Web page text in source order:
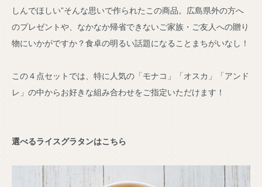
しんでほしい”そんな思いで作られたこの商品。広島県外の方へ
のプレゼントや、なかなか帰省できないご家族・ご友人への贈り
物にいかがですか？食卓の明るい話題になることまちがいなし！
この４点セットでは、特に人気の「モナコ」「オスカ」「アンド
レ」の中からお好きな組み合わせをご指定いただけます！
選べるライスグラタンはこちら